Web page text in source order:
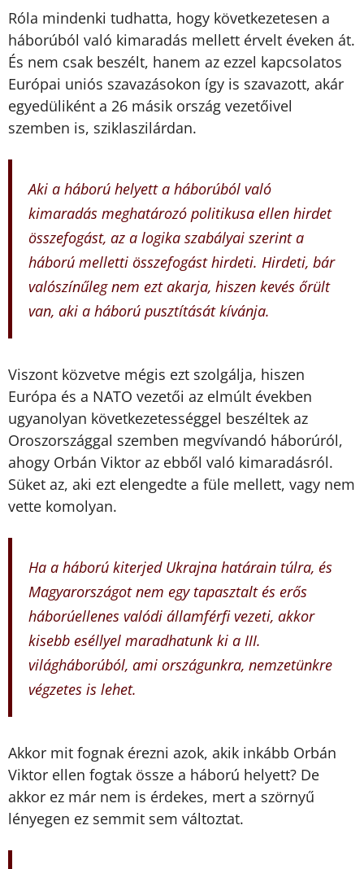
Róla mindenki tudhatta, hogy következetesen a
háborúból való kimaradás mellett érvelt éveken át.
És nem csak beszélt, hanem az ezzel kapcsolatos
Európai uniós szavazásokon így is szavazott, akár
egyedüliként a 26 másik ország vezetőivel
szemben is, sziklaszilárdan.
Aki a háború helyett a háborúból való
kimaradás meghatározó politikusa ellen hirdet
összefogást, az a logika szabályai szerint a
háború melletti összefogást hirdeti. Hirdeti, bár
valószínűleg nem ezt akarja, hiszen kevés őrült
van, aki a háború pusztítását kívánja.
Viszont közvetve mégis ezt szolgálja, hiszen
Európa és a NATO vezetői az elmúlt években
ugyanolyan következetességgel beszéltek az
Oroszországgal szemben megvívandó háborúról,
ahogy Orbán Viktor az ebből való kimaradásról.
Süket az, aki ezt elengedte a füle mellett, vagy nem
vette komolyan.
Ha a háború kiterjed Ukrajna határain túlra, és
Magyarországot nem egy tapasztalt és erős
háborúellenes valódi államférfi vezeti, akkor
kisebb eséllyel maradhatunk ki a III.
világháborúból, ami országunkra, nemzetünkre
végzetes is lehet.
Akkor mit fognak érezni azok, akik inkább Orbán
Viktor ellen fogtak össze a háború helyett? De
akkor ez már nem is érdekes, mert a szörnyű
lényegen ez semmit sem változtat.